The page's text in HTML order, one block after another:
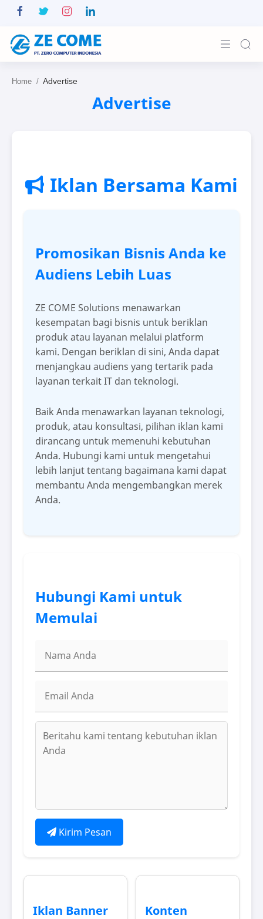
Projects
Home
Advertise
Iklan Bersama Kami
Promosikan Bisnis Anda ke
Audiens Lebih Luas
ZE COME Solutions menawarkan
kesempatan bagi bisnis untuk beriklan
produk atau layanan melalui platform
kami. Dengan beriklan di sini, Anda dapat
menjangkau audiens yang tertarik pada
layanan terkait IT dan teknologi.
Baik Anda menawarkan layanan teknologi,
produk, atau konsultasi, pilihan iklan kami
dirancang untuk memenuhi kebutuhan
Anda. Hubungi kami untuk mengetahui
lebih lanjut tentang bagaimana kami dapat
membantu Anda mengembangkan merek
Anda.
Hubungi Kami untuk
Memulai
Kirim Pesan
Iklan Banner
Konten